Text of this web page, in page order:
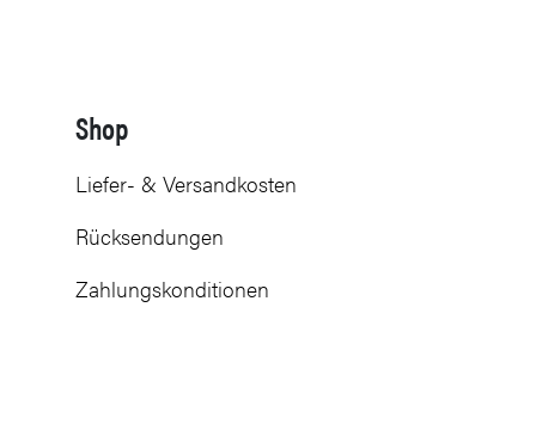
Shop
Liefer- & Versandkosten
Rücksendungen
Zahlungskonditionen